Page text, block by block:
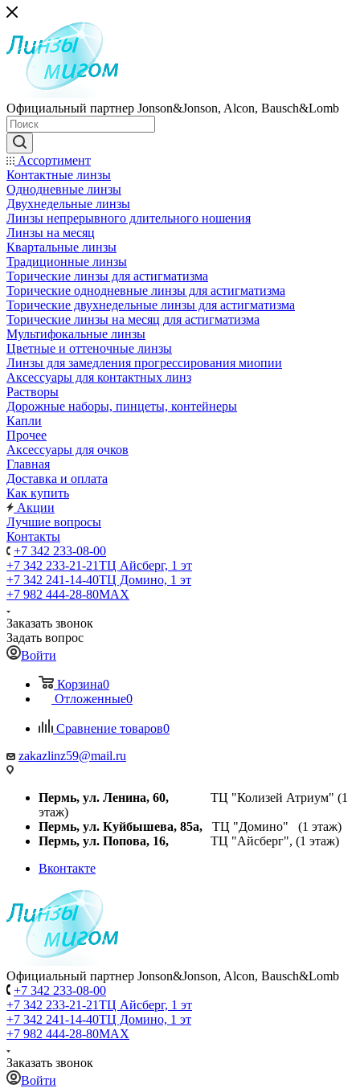
Официальный партнер Jonson&Jonson, Alcon, Bausch&Lomb
Ассортимент
Контактные линзы
Однодневные линзы
Двухнедельные линзы
Линзы непрерывного длительного ношения
Линзы на месяц
Квартальные линзы
Традиционные линзы
Торические линзы для астигматизма
Торические однодневные линзы для астигматизма
Торические двухнедельные линзы для астигматизма
Торические линзы на месяц для астигматизма
Мультифокальные линзы
Цветные и оттеночные линзы
Линзы для замедления прогрессирования миопии
Аксессуары для контактных линз
Растворы
Дорожные наборы, пинцеты, контейнеры
Капли
Прочее
Аксессуары для очков
Главная
Доставка и оплата
Как купить
Акции
Лучшие вопросы
Контакты
+7 342 233-08-00
+7 342 233-21-21ТЦ Айсберг, 1 эт
+7 342 241-14-40ТЦ Домино, 1 эт
+7 982 444-28-80MAX
Заказать звонок
Задать вопрос
Войти
Корзина0
Отложенные0
Сравнение товаров0
zakazlinz59@mail.ru
Пермь, ул. Ленина, 60, ТЦ "Колизей Атриум" (1
этаж)
Пермь, ул. Куйбышева, 85а, ТЦ "Домино" (1 этаж)
Пермь, ул. Попова, 16, ТЦ "Айсберг", (1 этаж)
Вконтакте
Официальный партнер Jonson&Jonson, Alcon, Bausch&Lomb
+7 342 233-08-00
+7 342 233-21-21ТЦ Айсберг, 1 эт
+7 342 241-14-40ТЦ Домино, 1 эт
+7 982 444-28-80MAX
Заказать звонок
Войти